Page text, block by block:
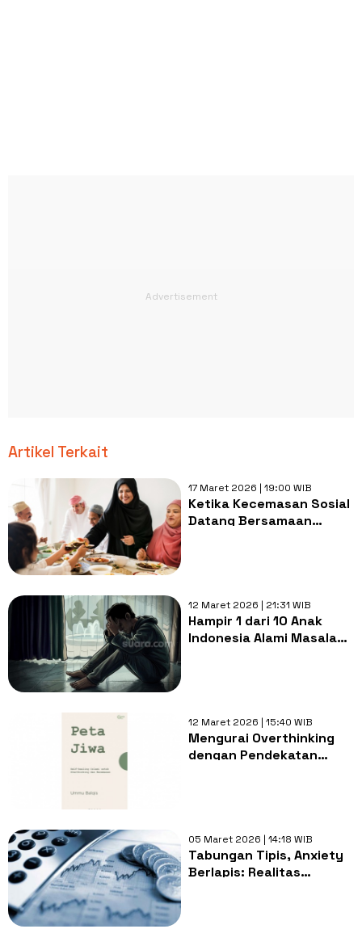
Artikel Terkait
17 Maret 2026 | 19:00 WIB
Ketika Kecemasan Sosial
Datang Bersamaan
12 Maret 2026 | 21:31 WIB
Hampir 1 dari 10 Anak
Indonesia Alami Masalah
12 Maret 2026 | 15:40 WIB
Mengurai Overthinking
dengan Pendekatan
05 Maret 2026 | 14:18 WIB
Tabungan Tipis, Anxiety
Berlapis: Realitas